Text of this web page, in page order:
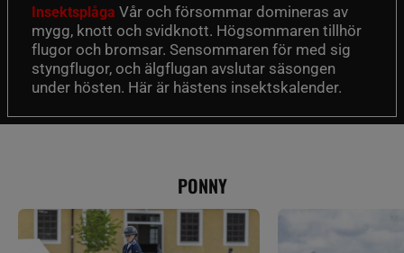
Insektsplåga Vår och försommar domineras av
mygg, knott och svidknott. Högsommaren tillhör
flugor och bromsar. Sensommaren för med sig
styngflugor, och älgflugan avslutar säsongen
under hösten. Här är hästens insektskalender.
PONNY